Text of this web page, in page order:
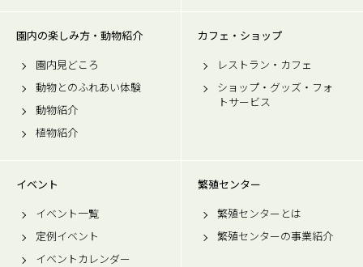
園内の楽しみ方・動物紹介
園内見どころ
動物とのふれあい体験
動物紹介
植物紹介
カフェ・ショップ
レストラン・カフェ
ショップ・グッズ・フォ
トサービス
イベント
イベント一覧
定例イベント
イベントカレンダー
繁殖センター
繁殖センターとは
繁殖センターの事業紹介